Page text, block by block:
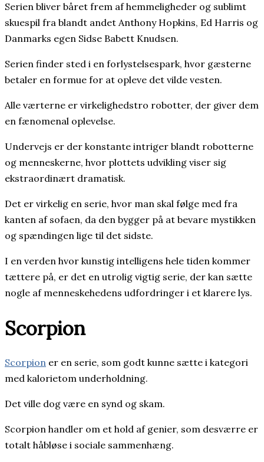
Serien bliver båret frem af hemmeligheder og sublimt
skuespil fra blandt andet Anthony Hopkins, Ed Harris og
Danmarks egen Sidse Babett Knudsen.
Serien finder sted i en forlystelsespark, hvor gæsterne
betaler en formue for at opleve det vilde vesten.
Alle værterne er virkelighedstro robotter, der giver dem
en fænomenal oplevelse.
Undervejs er der konstante intriger blandt robotterne
og menneskerne, hvor plottets udvikling viser sig
ekstraordinært dramatisk.
Det er virkelig en serie, hvor man skal følge med fra
kanten af sofaen, da den bygger på at bevare mystikken
og spændingen lige til det sidste.
I en verden hvor kunstig intelligens hele tiden kommer
tættere på, er det en utrolig vigtig serie, der kan sætte
nogle af menneskehedens udfordringer i et klarere lys.
Scorpion
Scorpion er en serie, som godt kunne sætte i kategori
med kalorietom underholdning.
Det ville dog være en synd og skam.
Scorpion handler om et hold af genier, som desværre er
totalt håbløse i sociale sammenhæng.